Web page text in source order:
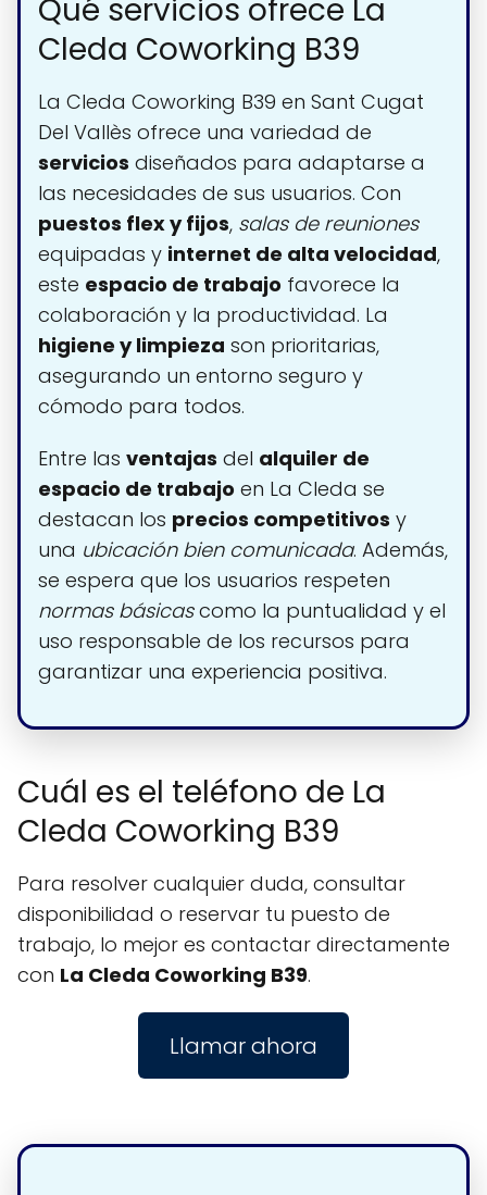
Qué servicios ofrece La
Cleda Coworking B39
La Cleda Coworking B39 en Sant Cugat
Del Vallès ofrece una variedad de
servicios diseñados para adaptarse a
las necesidades de sus usuarios. Con
puestos flex y fijos, salas de reuniones
equipadas y internet de alta velocidad,
este espacio de trabajo favorece la
colaboración y la productividad. La
higiene y limpieza son prioritarias,
asegurando un entorno seguro y
cómodo para todos.
Entre las ventajas del alquiler de
espacio de trabajo en La Cleda se
destacan los precios competitivos y
una ubicación bien comunicada. Además,
se espera que los usuarios respeten
normas básicascomo la puntualidad y el
uso responsable de los recursos para
garantizar una experiencia positiva.
Cuál es el teléfono de La
Cleda Coworking B39
Para resolver cualquier duda, consultar
disponibilidad o reservar tu puesto de
trabajo, lo mejor es contactar directamente
con La Cleda Coworking B39.
Llamar ahora